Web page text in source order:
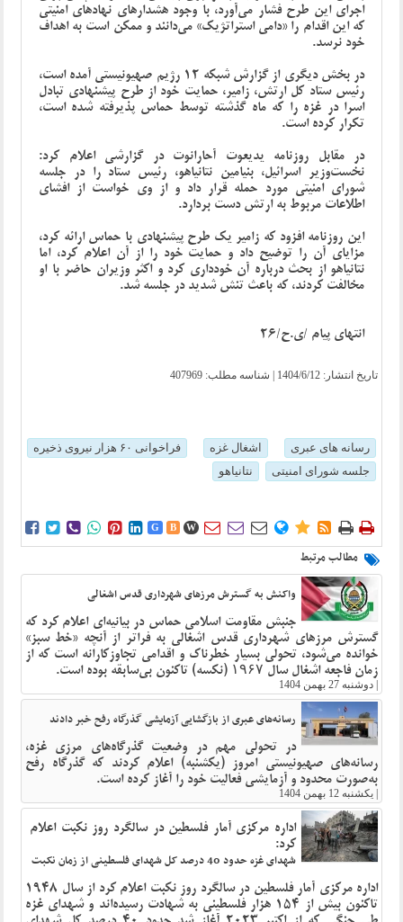
اجرای این طرح فشار می‌آورد، با وجود هشدارهای نهادهای امنیتی
که این اقدام را «دامی استراتژیک» می‌دانند و ممکن است به اهداف
خود نرسد.
در بخش دیگری از گزارش شبکه 12 رژیم صهیونیستی آمده است،
رئیس ستاد کل ارتش، زامیر، حمایت خود از طرح پیشنهادی تبادل
اسرا در غزه را که ماه گذشته توسط حماس پذیرفته شده است،
تکرار کرده است.
در مقابل روزنامه یدیعوت آحارانوت در گزارشی اعلام کرد:
نخست‌وزیر اسرائیل، بنیامین نتانیاهو، رئیس ستاد را در جلسه
شورای امنیتی مورد حمله قرار داد و از وی خواست از افشای
اطلاعات مربوط به ارتش دست بردارد.
این روزنامه افزود که زامیر یک طرح پیشنهادی با حماس ارائه کرد،
مزایای آن را توضیح داد و حمایت خود را از آن اعلام کرد، اما
نتانیاهو از بحث درباره آن خودداری کرد و اکثر وزیران حاضر با او
مخالفت کردند، که باعث تنش شدید در جلسه شد.
انتهای پیام /ی.ح/26
تاریخ انتشار: 1404/6/12 | شناسه مطلب: 407969
رسانه های عبری اشغال غزه
فراخوانی ۶۰ هزار نیروی ذخیره
جلسه شورای امنیتی
نتانیاهو
      G B W        
مطالب مرتبط
واکنش به گسترش مرزهای شهرداری قدس اشغالی
جنبش مقاومت اسلامی حماس در بیانیه‌ای اعلام کرد که
گسترش مرزهای شهرداری قدس اشغالی به فراتر از آنچه «خط سبز»
خوانده می‌شود، تحولی بسیار خطرناک و اقدامی تجاوزکارانه است که از
زمان فاجعه اشغال سال ۱۹۶۷ (نکسه) تاکنون بی‌سابقه بوده است.
دوشنبه 27 بهمن 1404
رسانه‌های عبری از بازگشایی آزمایشی گذرگاه رفح خبر دادند
در تحولی مهم در وضعیت گذرگاه‌های مرزی غزه،
رسانه‌های صهیونیستی امروز (یکشنبه) اعلام کردند که گذرگاه رفح
به‌صورت محدود و آزمایشی فعالیت خود را آغاز کرده است.
یکشنبه 12 بهمن 1404
اداره مرکزی آمار فلسطین در سالگرد روز نکبت اعلام
کرد:
شهدای غزه حدود 40 درصد کل شهدای فلسطینی از زمان نکبت
اداره مرکزی آمار فلسطین در سالگرد روز نکبت اعلام کرد از سال 1948
تاکنون بیش از 154 هزار فلسطینی به شهادت رسیده‌اند و شهدای غزه